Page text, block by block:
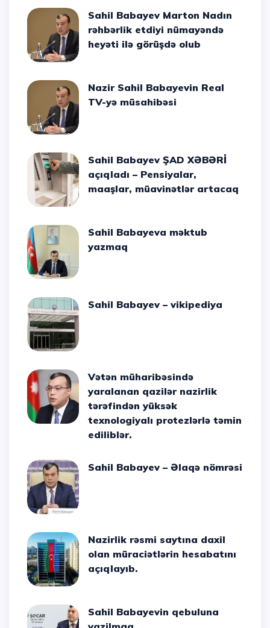
Sahil Babayev Marton Nadın
rəhbərlik etdiyi nümayəndə
heyəti ilə görüşdə olub
Nazir Sahil Babayevin Real
TV-yə müsahibəsi
Sahil Babayev ŞAD XƏBƏRİ
açıqladı – Pensiyalar,
maaşlar, müavinətlər artacaq
Sahil Babayeva məktub
yazmaq
Sahil Babayev – vikipediya
Vətən müharibəsində
yaralanan qazilər nazirlik
tərəfindən yüksək
texnologiyalı protezlərlə təmin
ediliblər.
Sahil Babayev – Əlaqə nömrəsi
Nazirlik rəsmi saytına daxil
olan müraciətlərin hesabatını
açıqlayıb.
Sahil Babayevin qebuluna